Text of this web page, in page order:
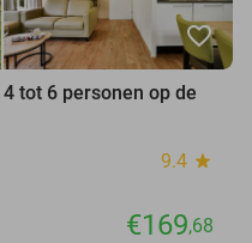
favorite_border
tot 6 personen op de
9.4 star
€169,68